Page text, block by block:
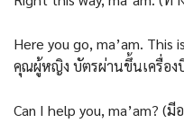
Here you go, ma’am. This
คุณผู้หญิง บัตรผ่านขึ้นเครื่อง
Can I help you, ma’am?